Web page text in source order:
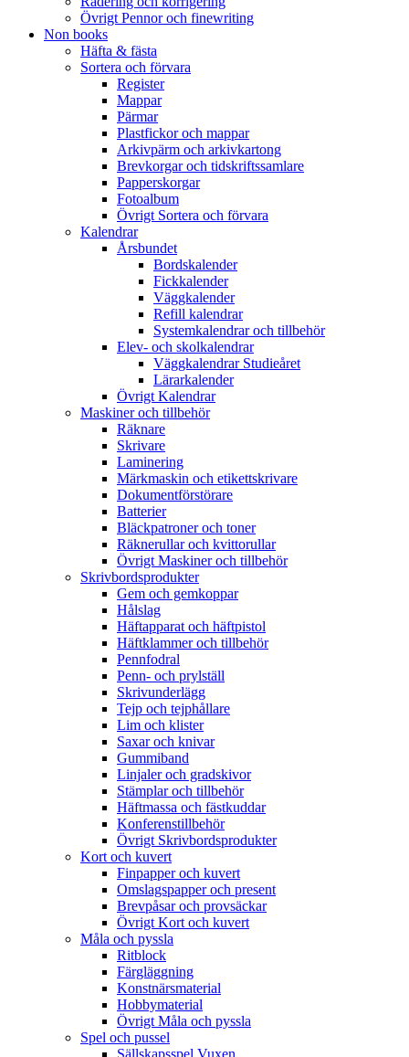
Övrigt Pennor och finewriting
Non books
Häfta & fästa
Sortera och förvara
Register
Mappar
Pärmar
Plastfickor och mappar
Arkivpärm och arkivkartong
Brevkorgar och tidskriftssamlare
Papperskorgar
Fotoalbum
Övrigt Sortera och förvara
Kalendrar
Årsbundet
Bordskalender
Fickkalender
Väggkalender
Refill kalendrar
Systemkalendrar och tillbehör
Elev- och skolkalendrar
Väggkalendrar Studieåret
Lärarkalender
Övrigt Kalendrar
Maskiner och tillbehör
Räknare
Skrivare
Laminering
Märkmaskin och etikettskrivare
Dokumentförstörare
Batterier
Bläckpatroner och toner
Räknerullar och kvittorullar
Övrigt Maskiner och tillbehör
Skrivbordsprodukter
Gem och gemkoppar
Hålslag
Häftapparat och häftpistol
Häftklammer och tillbehör
Pennfodral
Penn- och prylställ
Skrivunderlägg
Tejp och tejphållare
Lim och klister
Saxar och knivar
Gummiband
Linjaler och gradskivor
Stämplar och tillbehör
Häftmassa och fästkuddar
Konferenstillbehör
Övrigt Skrivbordsprodukter
Kort och kuvert
Finpapper och kuvert
Omslagspapper och present
Brevpåsar och provsäckar
Övrigt Kort och kuvert
Måla och pyssla
Ritblock
Färgläggning
Konstnärsmaterial
Hobbymaterial
Övrigt Måla och pyssla
Spel och pussel
Sällskapsspel Vuxen